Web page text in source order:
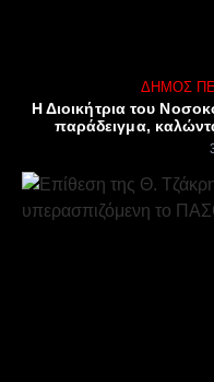
ΔΉΜΟΣ
Η Διοικήτρια του
παράδειγμα,